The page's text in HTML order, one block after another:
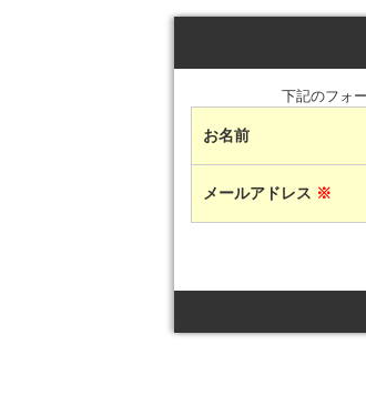
下記のフォ
お名前
メールアドレス ※